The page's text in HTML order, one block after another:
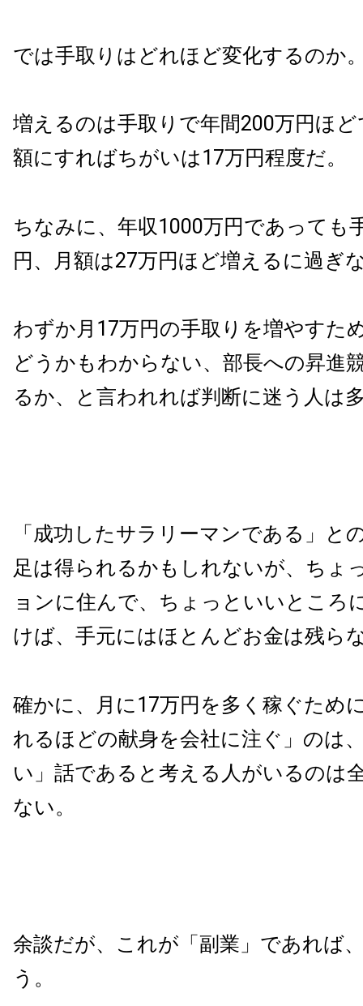
では手取りはどれほど変化するのか
増えるのは手取りで年間200万円ほ
額にすればちがいは17万円程度だ。
ちなみに、年収1000万円であっても
円、月額は27万円ほど増えるに過ぎ
わずか月17万円の手取りを増やすた
どうかもわからない、部長への昇進
るか、と言われれば判断に迷う人は
「成功したサラリーマンである」と
足は得られるかもしれないが、ちょ
ョンに住んで、ちょっといいところ
けば、手元にはほとんどお金は残ら
確かに、月に17万円を多く稼ぐため
れるほどの献身を会社に注ぐ」のは
い」話であると考える人がいるのは
ない。
余談だが、これが「副業」であれば
う。